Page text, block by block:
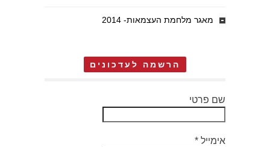
מאגר מלחמת העצמאות- 2014
הרשמה לעדכונים
שם פרטי
אימייל *